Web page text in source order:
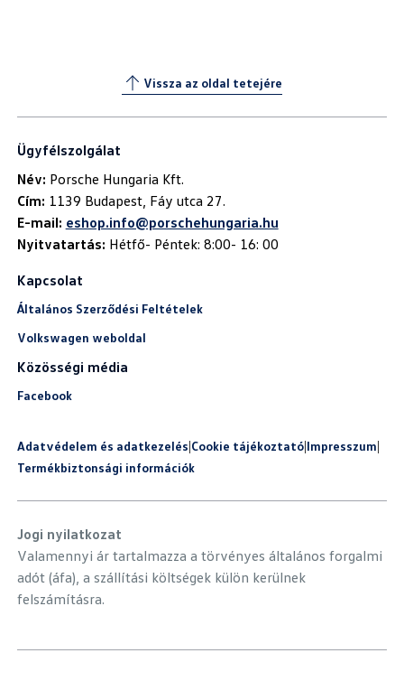
Vissza az oldal tetejére
Ügyfélszolgálat
Név:
Cím:
E-mail: eshop.info@porschehungaria.hu
Nyitvatartás: Hétfő- Péntek: 8:00- 16: 00
Kapcsolat
Általános Szerződési Feltételek
Volkswagen weboldal
Közösségi média
Facebook
Adatvédelem és adatkezelés|Cookie tájékoztató|Impresszum|
Termékbiztonsági információk
Jogi nyilatkozat
Valamennyi ár tartalmazza a törvényes általános forgalmi
adót (áfa), a szállítási költségek külön kerülnek
felszámításra.